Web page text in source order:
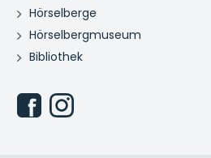
Hörselberge
Hörselbergmuseum
Bibliothek